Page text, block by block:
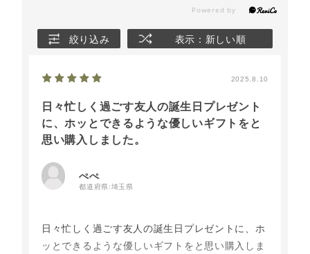
絞り込み 表示：新しい順
2025.8.10
日々忙しく過ごす友人の誕生日プレゼント
に、ホッとできるような優しいギフトをと
思い購入しました。
ぺぺ
都道府県:埼玉県
日々忙しく過ごす友人の誕生日プレゼントに、ホ
ッとできるような優しいギフトをと思い購入しま